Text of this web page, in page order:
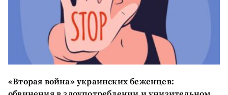
«Вторая война» украинских беженцев: